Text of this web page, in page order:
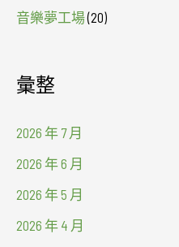
音樂夢工場(20)
彙整
2026 年 7 月
2026 年 6 月
2026 年 5 月
2026 年 4 月